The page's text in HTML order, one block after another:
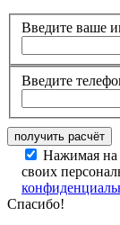
Введите ваше
Введите
Нажимая на
своих
Спасибо!